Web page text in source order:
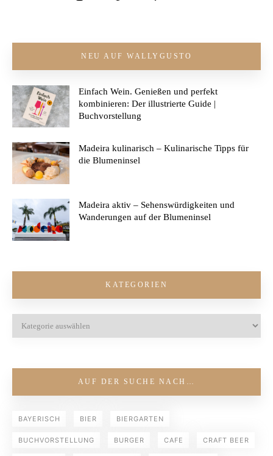
NEU AUF WALLYGUSTO
Einfach Wein. Genießen und perfekt
kombinieren: Der illustrierte Guide |
Buchvorstellung
Madeira kulinarisch – Kulinarische Tipps für
die Blumeninsel
Madeira aktiv – Sehenswürdigkeiten und
Wanderungen auf der Blumeninsel
KATEGORIEN
AUF DER SUCHE NACH…
BAYERISCH BIER BIERGARTEN
BUCHVORSTELLUNG BURGER CAFE CRAFT BEER